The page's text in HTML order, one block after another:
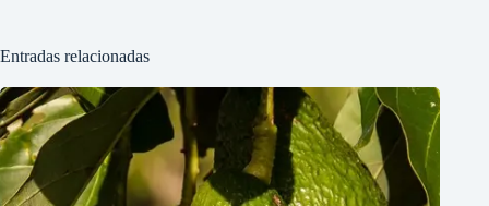
Entradas relacionadas